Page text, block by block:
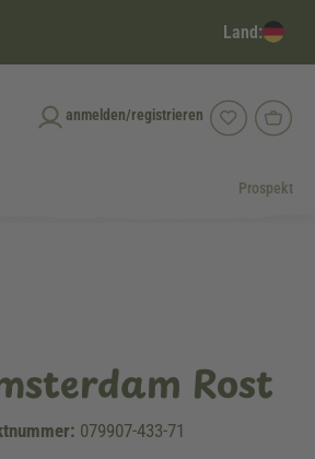
Land:
anmelden/registrieren
Prospekt
Rost
079907-433-71